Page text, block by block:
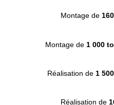
Montage de
Montage de 1 000
Réalisation de 1
Réalisation de